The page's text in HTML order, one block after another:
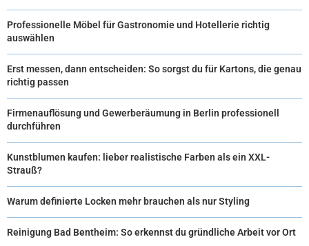
Professionelle Möbel für Gastronomie und Hotellerie richtig
auswählen
Erst messen, dann entscheiden: So sorgst du für Kartons, die genau
richtig passen
Firmenauflösung und Gewerberäumung in Berlin professionell
durchführen
Kunstblumen kaufen: lieber realistische Farben als ein XXL-
Strauß?
Warum definierte Locken mehr brauchen als nur Styling
Reinigung Bad Bentheim: So erkennst du gründliche Arbeit vor Ort